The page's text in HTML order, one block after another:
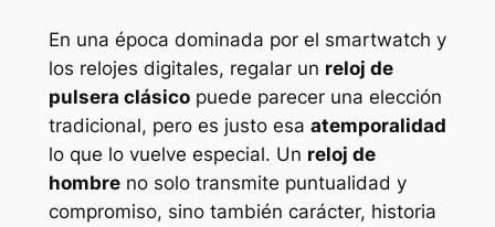
En una época dominada por el smartwatch y
los relojes digitales, regalar un reloj de
pulsera clásicopuede parecer una elección
tradicional, pero es justo esa atemporalidad
lo que lo vuelve especial. Un reloj de
hombreno solo transmite puntualidad y
compromiso, sino también carácter, historia